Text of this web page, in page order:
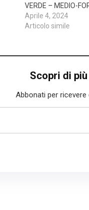
VERDE – MEDIO-
Aprile 4, 2024
Articolo simile
Scopri di
Abbonati per ricevere